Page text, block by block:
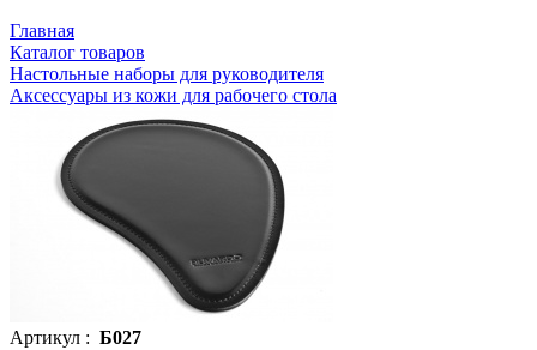
Главная
Каталог товаров
Настольные наборы для руководителя
Аксессуары из кожи для рабочего стола
Артикул : Б027